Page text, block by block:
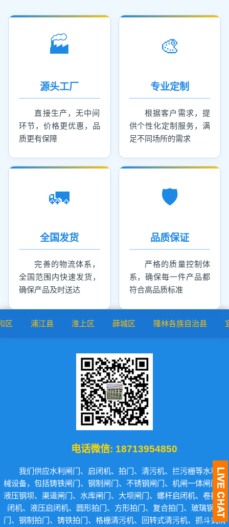
🏭
源头工厂
直接生产，无中间
环节，价格更优惠，品
质更有保障
🎨
专业定制
根据客户需求，提
供个性化定制服务，满
足不同场所的需求
🚛
全国发货
完善的物流体系，
全国范围内快速发货，
确保产品及时送达
🛡️
品质保证
严格的质量控制体
系，确保每一件产品都
符合高品质标准
浦江县 淮上区 薛城区 隆林各族自治县 宜都
电话微信: 18713954850
我们供应水利闸门、启闭机、拍门、清污机、拦污栅等水利机
械设备，包括铸铁闸门、钢制闸门、不锈钢闸门、机闸一体闸门、
液压钢坝、渠道闸门、水库闸门、大坝闸门、螺杆启闭机、卷扬启
闭机、液压启闭机、圆形拍门、方形拍门、复合拍门、玻璃钢拍
门、钢制拍门、铸铁拍门、格栅清污机、回转式清污机、抓斗式清